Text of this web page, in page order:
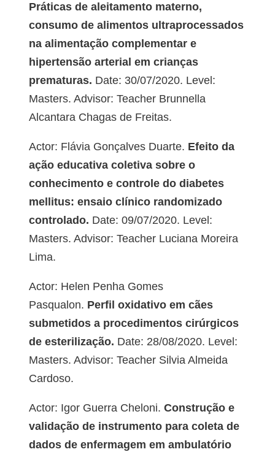
Práticas de aleitamento materno,
consumo de alimentos ultraprocessados
na alimentação complementar e
hipertensão arterial em crianças
prematuras. Date: 30/07/2020. Level:
Masters. Advisor: Teacher Brunnella
Alcantara Chagas de Freitas.
Actor: Flávia Gonçalves Duarte. Efeito da
ação educativa coletiva sobre o
conhecimento e controle do diabetes
mellitus: ensaio clínico randomizado
controlado. Date: 09/07/2020. Level:
Masters. Advisor: Teacher Luciana Moreira
Lima.
Actor: Helen Penha Gomes
Pasqualon. Perfil oxidativo em cães
submetidos a procedimentos cirúrgicos
de esterilização. Date: 28/08/2020. Level:
Masters. Advisor: Teacher Silvia Almeida
Cardoso.
Actor: Igor Guerra Cheloni. Construção e
validação de instrumento para coleta de
dados de enfermagem em ambulatório